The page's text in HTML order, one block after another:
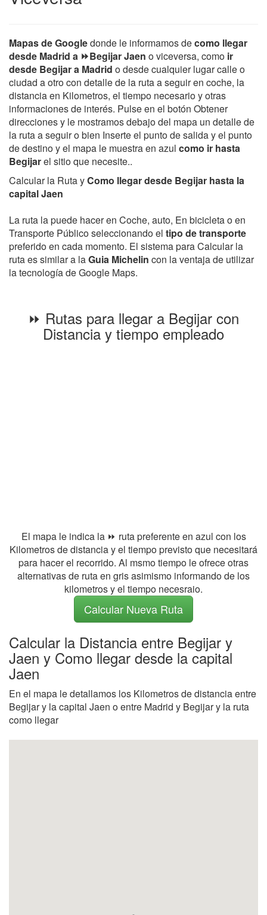
Mapas de Googledonde le informamos decomo llegar
desde Madrid a ⏩Begijar Jaen o viceversa, como ir
desde Begijar a Madrid o desde cualquier lugar calle o
ciudad a otro con detalle de la ruta a seguir en coche, la
distancia en Kilometros, el tiempo necesario y otras
informaciones de interés. Pulse en el botón Obtener
direcciones y le mostramos debajo del mapa un detalle de
la ruta a seguir o bien Inserte el punto de salida y el punto
de destino y el mapa le muestra en azul como ir hasta
Begijarel sitio que necesite..
Calcular la Ruta yComo llegar desde Begijar hasta la
capital Jaen
La ruta la puede hacer en Coche, auto, En bicicleta o en
Transporte Público seleccionando el tipo de transporte
preferido en cada momento. El sistema para Calcular la
ruta es similar a laGuia Michelin con la ventaja de utilizar
la tecnología de Google Maps.
⏩ Rutas para llegar a Begijar con
Distancia y tiempo empleado
El mapa le indica la ⏩ ruta preferente en azul con los
Kilometros de distancia y el tiempo previsto que necesitará
para hacer el recorrido. Al msmo tiempo le ofrece otras
alternativas de ruta en gris asimismo informando de los
kilometros y el tiempo necesraio.
Calcular Nueva Ruta
Calcular la Distancia entre Begijar y
Jaen y Como llegar desde la capital
Jaen
En el mapa le detallamos los Kilometros de distancia entre
Begijar y la capital Jaen o entre Madrid y Begijar y la ruta
como llegar